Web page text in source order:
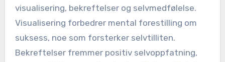
visualisering, bekreftelser og selvmedfølelse.
Visualisering forbedrer mental forestilling om
suksess, noe som forsterker selvtilliten.
Bekreftelser fremmer positiv selvoppfatning,